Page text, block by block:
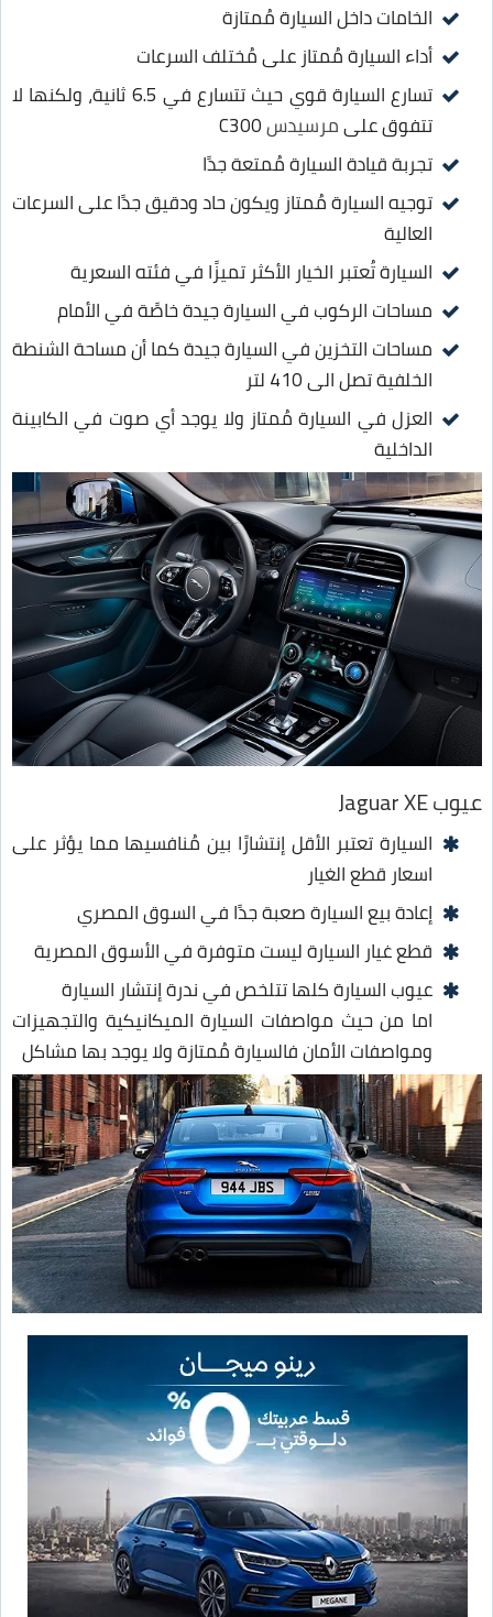
الخامات داخل السيارة مُمتازة
أداء السيارة مُمتاز على مُختلف السرعات
تسارع السيارة قوي حيث تتسارع في 6.5 ثانية، ولكنها لا
تتفوق علىمرسيدس
تجربة قيادة السيارة مُمتعة جدًا
توجيه السيارة مُمتاز ويكون حاد ودقيق جدًا على السرعات
العالية
السيارة تُعتبر الخيار الأكثر تميزًا في فئته السعرية
مساحات الركوب في السيارة جيدة خاصًة في الأمام
مساحات التخزين في السيارة جيدة كما أن مساحة الشنطة
الخلفية تصل الى 410 لتر
العزل في السيارة مُمتاز ولا يوجد أي صوت في الكابينة
الداخلية
عيوب Jaguar XE
السيارة تعتبر الأقل إنتشارًا بين مُنافسيها مما يؤثر على
اسعار قطع الغيار
إعادة بيع السيارة صعبة جدًا في السوق المصري
قطع غيار السيارة ليست متوفرة في الأسوق المصرية
عيوب السيارة كلها تتلخص في ندرة إنتشار السيارة
اما من حيث مواصفات السيارة الميكانيكية والتجهيزات
ومواصفات الأمان فالسيارة مُمتازة ولا يوجد بها مشاكل